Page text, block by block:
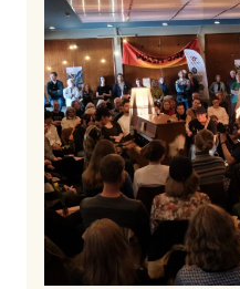
joledag